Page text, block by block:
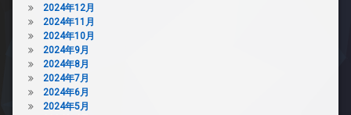
2024年12月
2024年11月
2024年10月
2024年9月
2024年8月
2024年7月
2024年6月
2024年5月